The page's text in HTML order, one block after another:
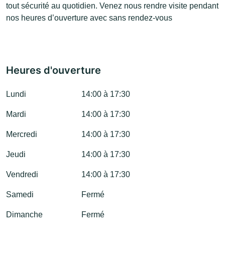
tout sécurité au quotidien. Venez nous rendre visite pendant
nos heures d’ouverture avec sans rendez-vous
Heures d'ouverture
Lundi 14:00 à 17:30
Mardi 14:00 à 17:30
Mercredi 14:00 à 17:30
Jeudi 14:00 à 17:30
Vendredi 14:00 à 17:30
Samedi Fermé
Dimanche Fermé